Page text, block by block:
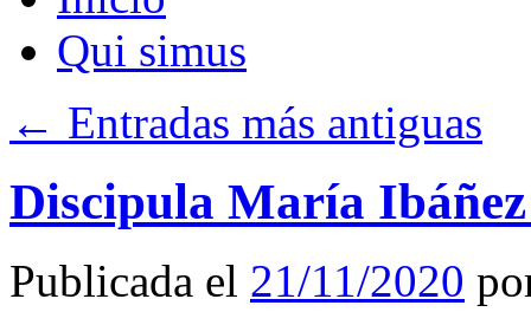
Qui simus
← Entradas más antiguas
Discipula María
Publicada el 21/11/2020